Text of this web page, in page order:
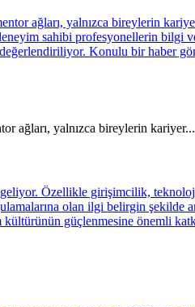
ağları, yalnızca bireylerin kariyer...